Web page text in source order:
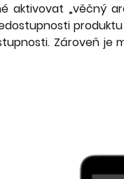
aktivovat „věčný
Zároveň je